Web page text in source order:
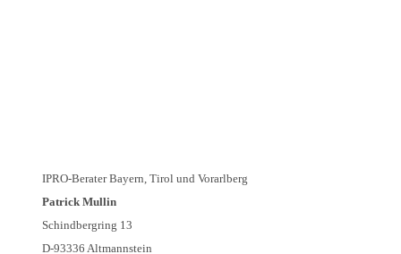
IPRO-Berater Bayern, Tirol und Vorarlberg
Patrick Mullin
Schindbergring 13
D-93336 Altmannstein